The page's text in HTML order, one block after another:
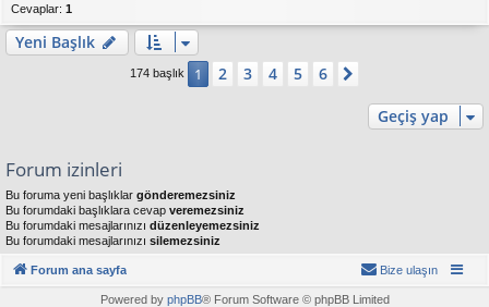
Cevaplar: 1
Yeni Başlık
174 başlık 1 2 3 4 5 6
Geçiş yap
Forum izinleri
Bu foruma yeni başlıklar gönderemezsiniz
Bu forumdaki başlıklara cevap veremezsiniz
Bu forumdaki mesajlarınızı düzenleyemezsiniz
Bu forumdaki mesajlarınızı silemezsiniz
Forum ana sayfa Bize ulaşın
Powered by phpBB® Forum Software © phpBB Limited